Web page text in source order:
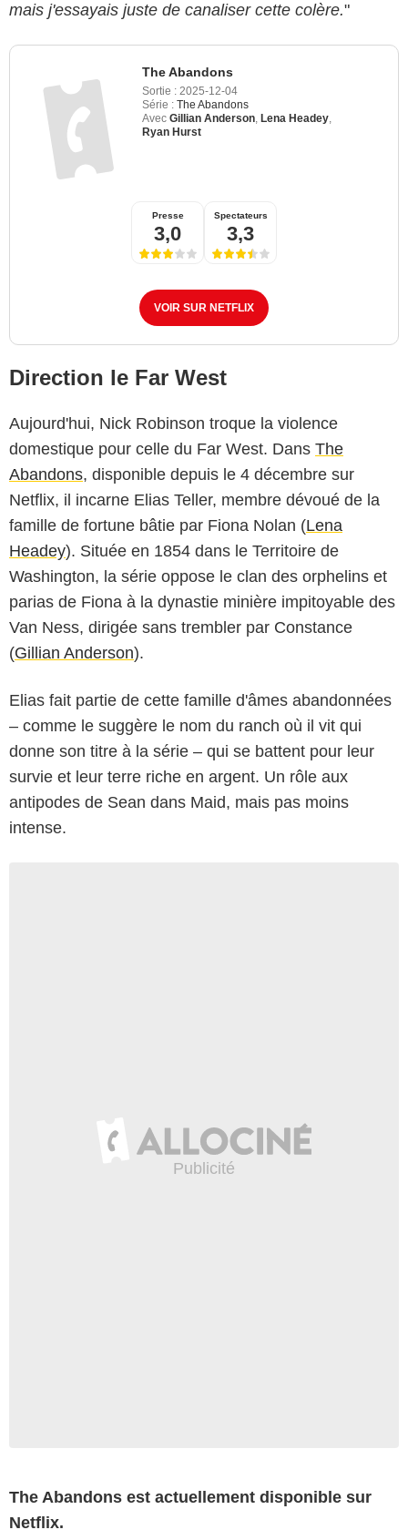
mais j'essayais juste de canaliser cette colère."
The Abandons
Sortie : 2025-12-04
Série : The Abandons
Avec Gillian Anderson Lena Headey
Ryan Hurst
Presse
3,0
Spectateurs
3,3
VOIR SUR NETFLIX
Direction le Far West
Aujourd'hui, Nick Robinson troque la violence
domestique pour celle du Far West. Dans The
Abandons, disponible depuis le 4 décembre sur
Netflix, il incarne Elias Teller, membre dévoué de la
famille de fortune bâtie par Fiona Nolan (Lena
Headey). Située en 1854 dans le Territoire de
Washington, la série oppose le clan des orphelins et
parias de Fiona à la dynastie minière impitoyable des
Van Ness, dirigée sans trembler par Constance
(Gillian Anderson).
Elias fait partie de cette famille d'âmes abandonnées
– comme le suggère le nom du ranch où il vit qui
donne son titre à la série – qui se battent pour leur
survie et leur terre riche en argent. Un rôle aux
antipodes de Sean dans Maid, mais pas moins
intense.
The Abandons est actuellement disponible sur
Netflix.